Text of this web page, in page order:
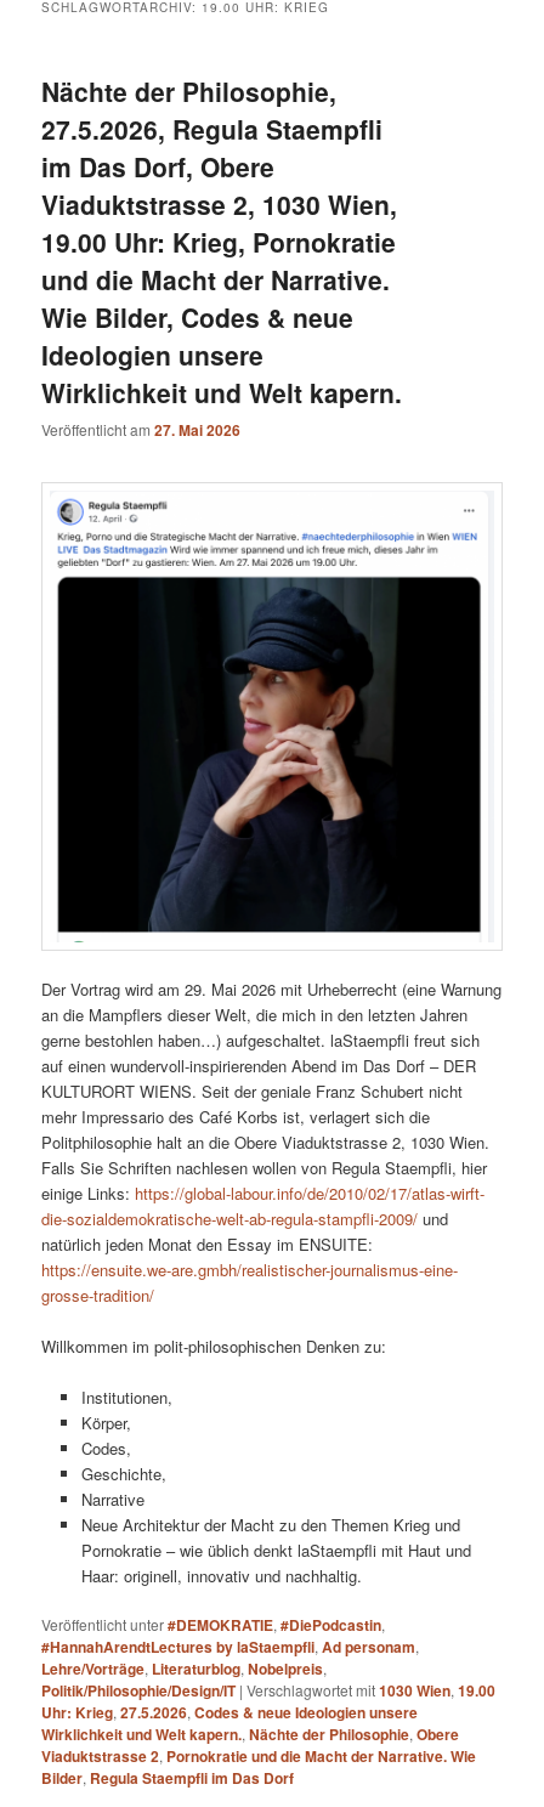
SCHLAGWORTARCHIV: 19.00 UHR: KRIEG
Nächte der Philosophie,
27.5.2026, Regula Staempfli
im Das Dorf, Obere
Viaduktstrasse 2, 1030 Wien,
19.00 Uhr: Krieg, Pornokratie
und die Macht der Narrative.
Wie Bilder, Codes & neue
Ideologien unsere
Wirklichkeit und Welt kapern.
Veröffentlicht am27. Mai 2026
Der Vortrag wird am 29. Mai 2026 mit Urheberrecht (eine Warnung
an die Mampflers dieser Welt, die mich in den letzten Jahren
gerne bestohlen haben…) aufgeschaltet. laStaempfli freut sich
auf einen wundervoll-inspirierenden Abend im Das Dorf – DER
KULTURORT WIENS. Seit der geniale Franz Schubert nicht
mehr Impressario des Café Korbs ist, verlagert sich die
Politphilosophie halt an die Obere Viaduktstrasse 2, 1030 Wien.
Falls Sie Schriften nachlesen wollen von Regula Staempfli, hier
einige Links: https://global-labour.info/de/2010/02/17/atlas-wirft-
die-sozialdemokratische-welt-ab-regula-stampfli-2009/ und
natürlich jeden Monat den Essay im ENSUITE:
https://ensuite.we-are.gmbh/realistischer-journalismus-eine-
grosse-tradition/
Willkommen im polit-philosophischen Denken zu:
Institutionen,
Körper,
Codes,
Geschichte,
Narrative
Neue Architektur der Macht zu den Themen Krieg und
Pornokratie – wie üblich denkt laStaempfli mit Haut und
Haar: originell, innovativ und nachhaltig.
Veröffentlicht unter#DEMOKRATIE,#DiePodcastin,
#HannahArendtLectures by laStaempfli,Ad personam,
Lehre/Vorträge, Literaturblog,Nobelpreis,
Politik/Philosophie/Design/IT |Verschlagwortet mit1030 Wien,19.00
Uhr: Krieg,27.5.2026,Codes & neue Ideologien unsere
Wirklichkeit und Welt kapern.,Nächte der Philosophie,Obere
Viaduktstrasse 2, Pornokratie und die Macht der Narrative. Wie
Bilder, Regula Staempfli im Das Dorf